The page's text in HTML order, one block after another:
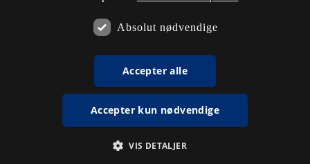
Absolut nødvendige
Accepter alle
Accepter kun nødvendige
VIS DETALJER